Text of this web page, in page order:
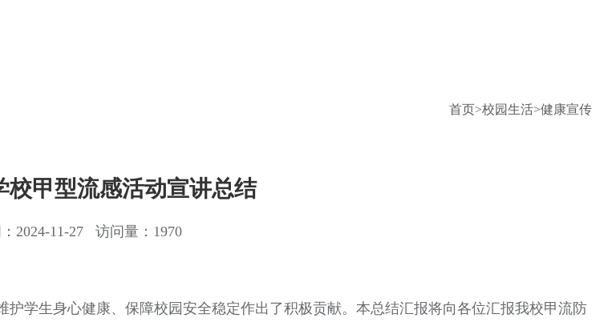
首页>校园生活>健康宣传
校甲型流感活动宣讲总结
2024-11-27 访问量：1970
学生身心健康、保障校园安全稳定作出了积极贡献。本总结汇报将向各位汇报我校甲流防